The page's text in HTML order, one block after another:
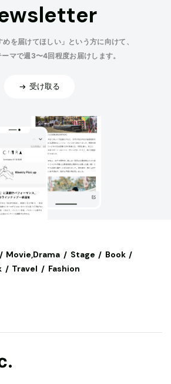
めを届けてほしい」という方に向けて、
マで週3〜4回程度お届けします。
受け取る
Movie,Drama Stage
Book
Travel Fashion